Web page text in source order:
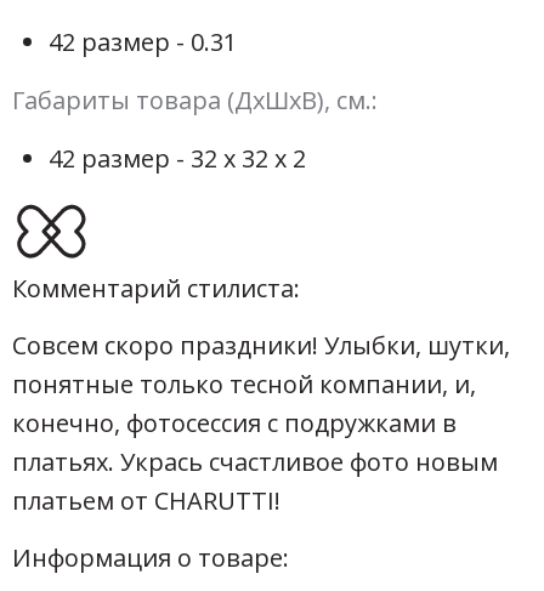
42 размер - 0.31
Габариты товара (ДхШхВ), см.:
42 размер - 32 х 32 х 2
Комментарий стилиста:
Совсем скоро праздники! Улыбки, шутки,
понятные только тесной компании, и,
конечно, фотосессия с подружками в
платьях. Укрась счастливое фото новым
платьем от CHARUTTI!
Информация о товаре: